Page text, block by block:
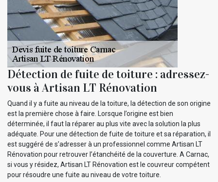
Détection de fuite de toiture : adressez-
vous à Artisan LT Rénovation
Quand il y a fuite au niveau de la toiture, la détection de son origine
est la première chose à faire. Lorsque l’origine est bien
déterminée, il faut la réparer au plus vite avec la solution la plus
adéquate. Pour une détection de fuite de toiture et sa réparation, il
est suggéré de s’adresser à un professionnel comme Artisan LT
Rénovation pour retrouver l’étanchéité de la couverture. A Carnac,
si vous y résidez, Artisan LT Rénovation est le couvreur compétent
pour résoudre une fuite au niveau de votre toiture.